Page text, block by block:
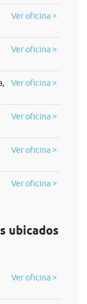
Ver oficina >
Ver oficina >
Ver oficina >
Ver oficina >
Ver oficina >
Ver oficina >
ubicados
Ver oficina >